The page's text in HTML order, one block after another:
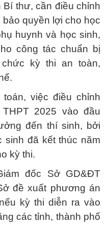
Bí thư, cần điều chỉnh
bảo quyền lợi cho học
huynh và học sinh,
công tác chuẩn bị
kỳ thi an toàn,
việc điều chỉnh
2025 vào đầu
đến thí sinh, bởi
sinh đã kết thúc năm
kỳ thi.
đốc Sở GD&ĐT
đề xuất phương án
kỳ thi diễn ra vào
các tỉnh, thành phố